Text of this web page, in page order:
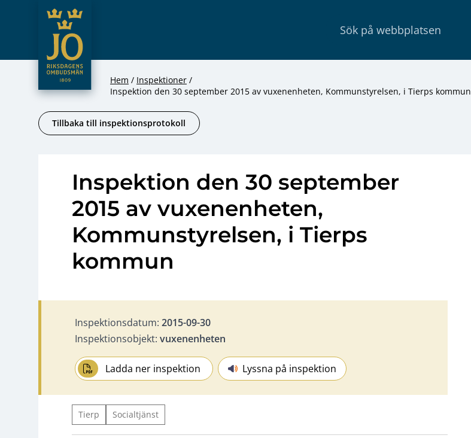
Hoppa till innehåll
JO – Riksdagens Ombudsmän
Hem
Inspektioner
Inspektion den 30 september 2015 av vuxenenheten, Kommunstyrelsen, i Tierps kommun
Tillbaka till inspektionsprotokoll
Inspektion den 30 september
2015 av vuxenenheten,
Kommunstyrelsen, i Tierps
kommun
Inspektionsdatum: 2015-09-30
Inspektionsobjekt: vuxenenheten
Ladda ner inspektion Lyssna på inspektion
Tierp Socialtjänst